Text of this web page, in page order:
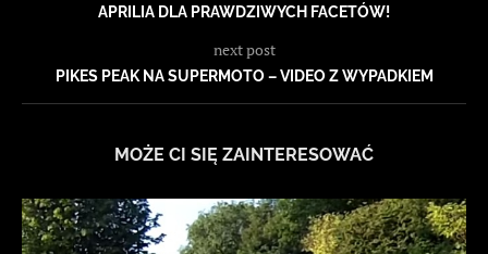
APRILIA DLA PRAWDZIWYCH FACETÓW!
next post
PIKES PEAK NA SUPERMOTO – VIDEO Z WYPADKIEM
MOŻE CI SIĘ ZAINTERESOWAĆ